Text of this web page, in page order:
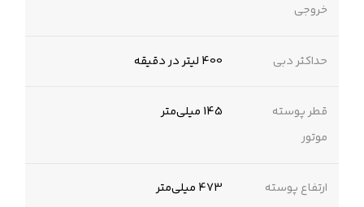
خروجی
حداکثر دبی 400 لیتر در دقیقه
قطر پوسته
موتور
145 میلی‌متر
ارتفاع پوسته
473 میلی‌متر